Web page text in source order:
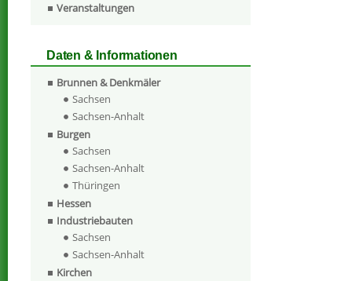
Veranstaltungen
Daten & Informationen
Brunnen & Denkmäler
Sachsen
Sachsen-Anhalt
Burgen
Sachsen
Sachsen-Anhalt
Thüringen
Hessen
Industriebauten
Sachsen
Sachsen-Anhalt
Kirchen